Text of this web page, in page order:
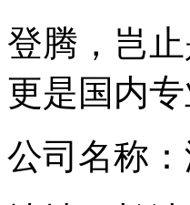
登腾，岂
更是国内
公司名称